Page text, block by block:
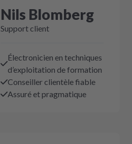
Nils Blomberg
Support client
Électronicien en techniques
d’exploitation de formation
Conseiller clientèle fiable
Assuré et pragmatique